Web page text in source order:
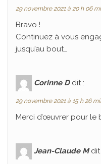
29 novembre 2021 à 20 h 06
Bravo !
Continuez à vous
jusqu’au bout…
Corinne D dit :
29 novembre 2021 à 15 h 26
Merci d’œuvrer pour le
Jean-Claude M dit